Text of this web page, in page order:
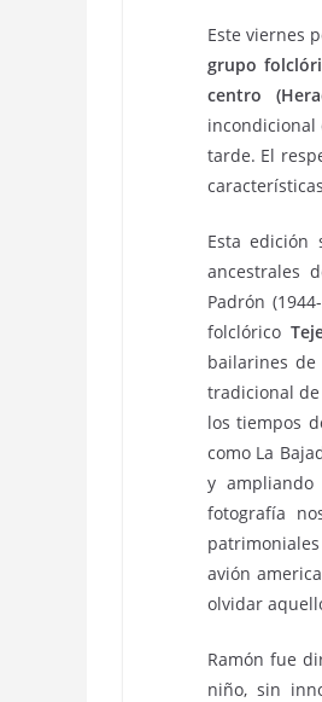
Este viernes
grupo
centro
incondicional
tarde. El
Esta edición
ancestrales
Padrón
folclórico
bailarines de
tradicional de
los tiempos
como La
y
fotografía
avión
olvidar
Ramón fue
niño, sin